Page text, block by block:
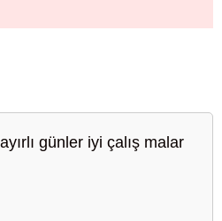
günler iyi çalış malar